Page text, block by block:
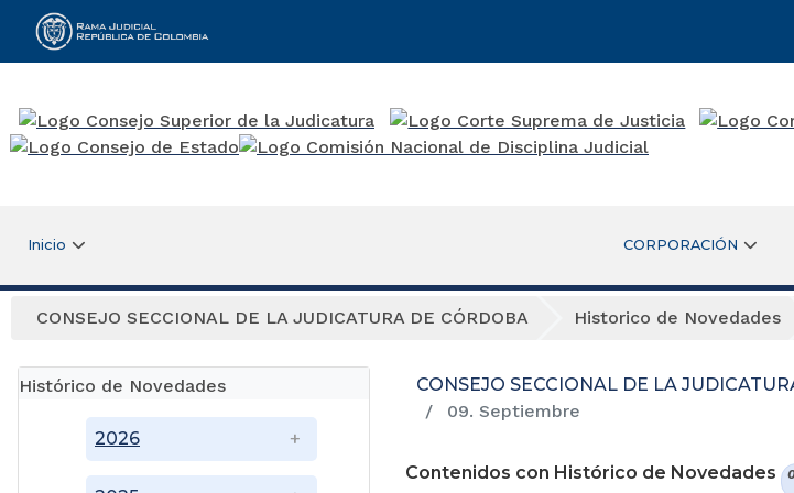
Rama Judicial
Inicio CORPORACIÓN
CONSEJO SECCIONAL DE LA JUDICATURA DE CÓRDOBA Historico de Novedades
Histórico de Novedades
2026
CONSEJO SECCIONAL DE LA
09. Septiembre
Contenidos con Histórico de Novedades